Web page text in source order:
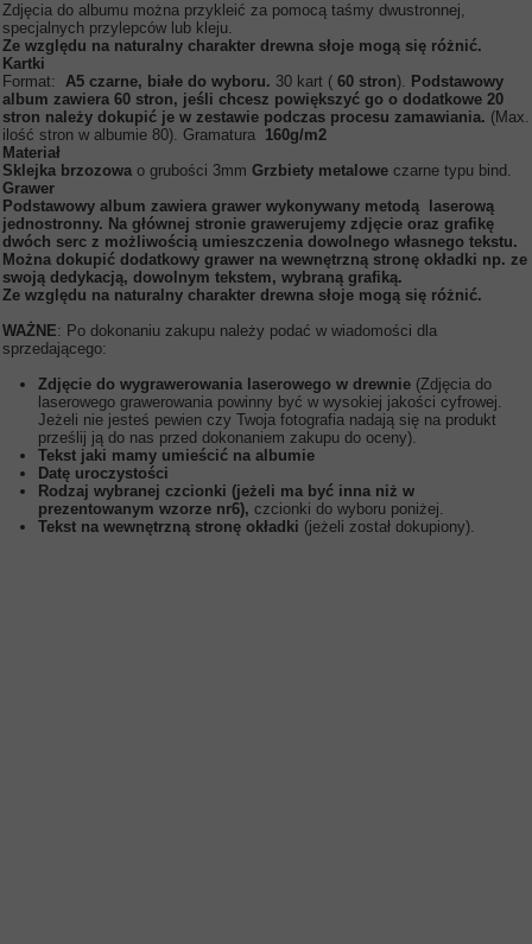
Zdjęcia do albumu można przykleić za pomocą taśmy dwustronnej,
specjalnych przylepców lub kleju.
Ze względu na naturalny charakter drewna słoje mogą się różnić.
Kartki
Format: A5 czarne, białe do wyboru. 30 kart ( 60 stron). Podstawowy
album zawiera 60 stron, jeśli chcesz powiększyć go o dodatkowe 20
stron należy dokupić je w zestawie podczas procesu zamawiania. (Max.
ilość stron w albumie 80). Gramatura 160g/m2
Materiał
Sklejka brzozowa o grubości 3mm Grzbiety metalowe czarne typu bind.
Grawer
Podstawowy album zawiera grawer wykonywany metodą laserową
jednostronny. Na głównej stronie grawerujemy zdjęcie oraz grafikę
dwóch serc z możliwością umieszczenia dowolnego własnego tekstu.
Można dokupić dodatkowy grawer na wewnętrzną stronę okładki np. ze
swoją dedykacją, dowolnym tekstem, wybraną grafiką.
Ze względu na naturalny charakter drewna słoje mogą się różnić.
WAŻNE: Po dokonaniu zakupu należy podać w wiadomości dla
sprzedającego:
Zdjęcie do wygrawerowania laserowego w drewnie (Zdjęcia do
laserowego grawerowania powinny być w wysokiej jakości cyfrowej.
Jeżeli nie jesteś pewien czy Twoja fotografia nadają się na produkt
prześlij ją do nas przed dokonaniem zakupu do oceny).
Tekst jaki mamy umieścić na albumie
Datę uroczystości
Rodzaj wybranej czcionki (jeżeli ma być inna niż w
prezentowanym wzorze nr6), czcionki do wyboru poniżej.
Tekst na wewnętrzną stronę okładki (jeżeli został dokupiony).